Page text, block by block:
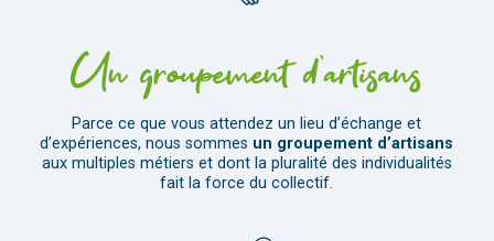
Un groupement d’artisans
Parce ce que vous attendez un lieu d’échange et
d’expériences, nous sommes un groupement d’artisans
aux multiples métiers et dont la pluralité des individualités
fait la force du collectif.